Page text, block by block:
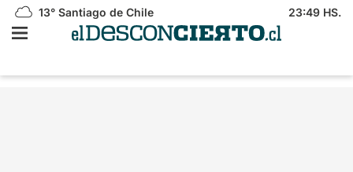
13° Santiago de Chile 23:49 HS.